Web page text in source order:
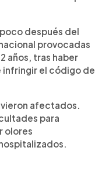
después del
provocadas
años, tras haber
infringir el código de
afectados.
para
olores